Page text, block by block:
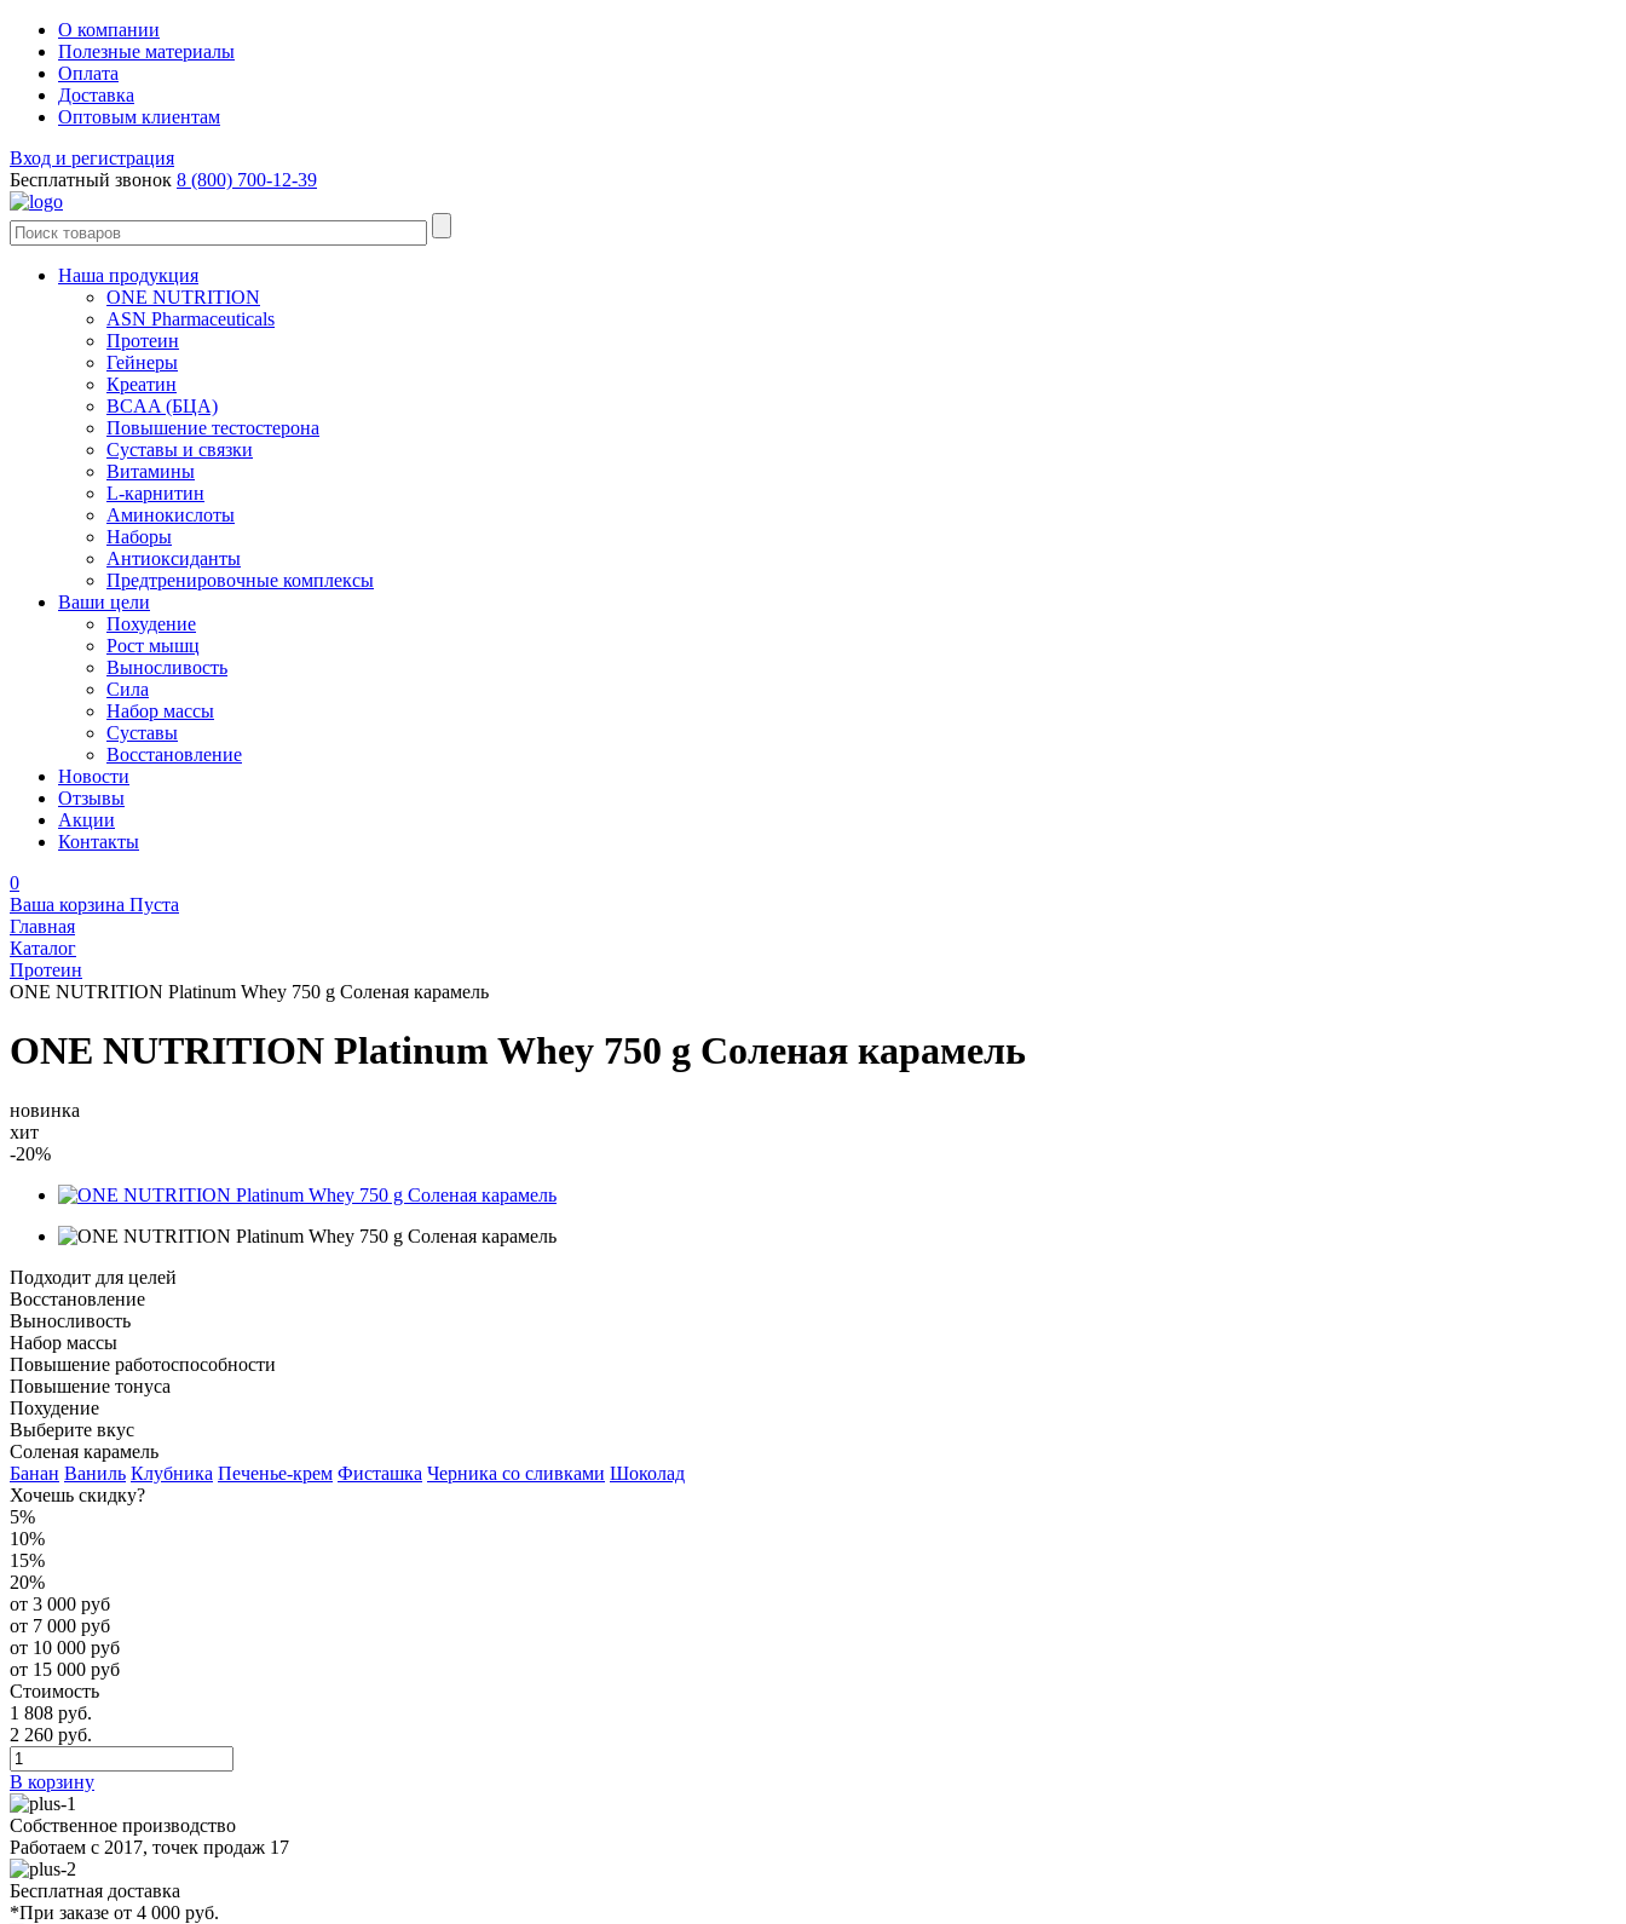
О компании
Полезные материалы
Оплата
Доставка
Оптовым клиентам
Вход и регистрация
Бесплатный звонок 8 (800) 700-12-39
Наша продукция
ONE NUTRITION
ASN Pharmaceuticals
Протеин
Гейнеры
Креатин
BCAA (БЦА)
Повышение тестостерона
Суставы и связки
Витамины
L-карнитин
Аминокислоты
Наборы
Антиоксиданты
Предтренировочные комплексы
Ваши цели
Похудение
Рост мышц
Выносливость
Сила
Набор массы
Суставы
Восстановление
Новости
Отзывы
Акции
Контакты
0
Ваша корзина Пуста
Главная
Каталог
Протеин
ONE NUTRITION Platinum Whey 750 g Соленая карамель
ONE NUTRITION Platinum Whey 750 g Соленая карамель
новинка
хит
-20%
Подходит для целей
Восстановление
Выносливость
Набор массы
Повышение работоспособности
Повышение тонуса
Похудение
Выберите вкус
Соленая карамель
Банан Ваниль Клубника Печенье-крем Фисташка Черника со сливками Шоколад
Хочешь скидку?
5%
10%
15%
20%
от 3 000 руб
от 7 000 руб
от 10 000 руб
от 15 000 руб
Стоимость
1 808 руб.
2 260 руб.
В корзину
Собственное производство
Работаем с 2017, точек продаж 17
Бесплатная доставка
*При заказе от 4 000 руб.